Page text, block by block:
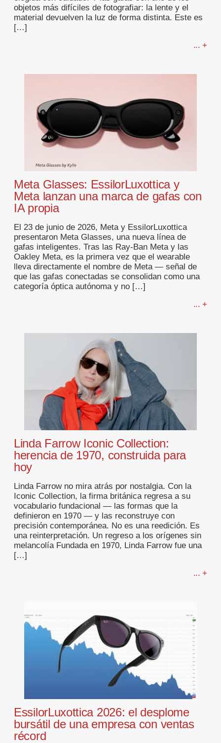
objetos más difíciles de fotografiar: la lente y el
material devuelven la luz de forma distinta. Este es
[…]
... +
Meta Glasses: EssilorLuxottica y
Meta lanzan una marca de gafas con
IA propia
El 23 de junio de 2026, Meta y EssilorLuxottica
presentaron Meta Glasses, una nueva línea de
gafas inteligentes. Tras las Ray-Ban Meta y las
Oakley Meta, es la primera vez que el wearable
lleva directamente el nombre de Meta — señal de
que las gafas conectadas se consolidan como una
categoría óptica autónoma y no […]
... +
Linda Farrow Iconic Collection:
herencia de 1970, construida para
hoy
Linda Farrow no mira atrás por nostalgia. Con la
Iconic Collection, la firma británica regresa a su
vocabulario fundacional — las formas que la
definieron en 1970 — y las reconstruye con
precisión contemporánea. No es una reedición. Es
una reinterpretación. Un regreso a los orígenes sin
melancolía Fundada en 1970, Linda Farrow fue una
[…]
... +
EssilorLuxottica 2026: el desplome
bursátil de una empresa con ventas
récord